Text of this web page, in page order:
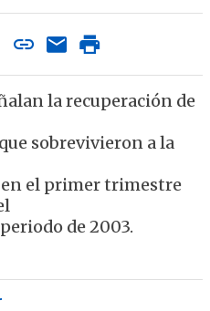
la recuperación de
sobrevivieron a la
en el primer trimestre
de 2003.